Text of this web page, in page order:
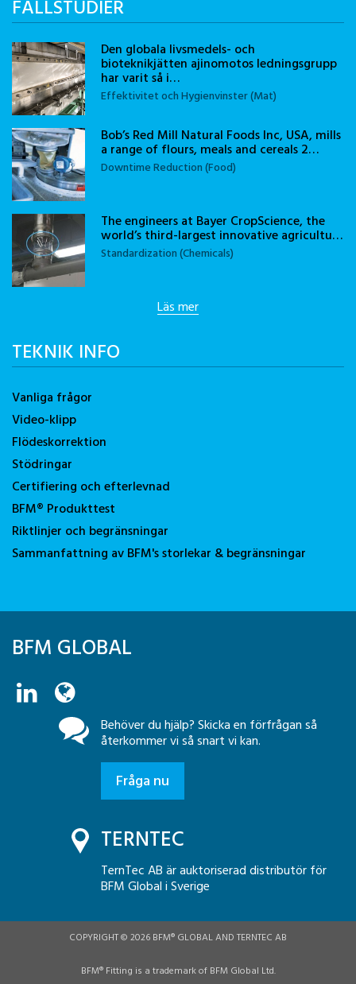
FALLSTUDIER
Den globala livsmedels- och
bioteknikjätten ajinomotos ledningsgrupp
har varit så i…
Effektivitet och Hygienvinster (Mat)
Bob’s Red Mill Natural Foods Inc, USA, mills
a range of flours, meals and cereals 2…
Downtime Reduction (Food)
The engineers at Bayer CropScience, the
world’s third-largest innovative agricultu…
Standardization (Chemicals)
Läs mer
TEKNIK INFO
Vanliga frågor
Video-klipp
Flödeskorrektion
Stödringar
Certifiering och efterlevnad
BFM® Produkttest
Riktlinjer och begränsningar
Sammanfattning av BFM's storlekar & begränsningar
BFM GLOBAL
Behöver du hjälp? Skicka en förfrågan så
återkommer vi så snart vi kan.
Fråga nu
TERNTEC
TernTec AB är auktoriserad distributör för
BFM Global i Sverige
COPYRIGHT © 2026 BFM® GLOBAL AND TERNTEC AB
BFM® Fitting is a trademark of BFM Global Ltd.